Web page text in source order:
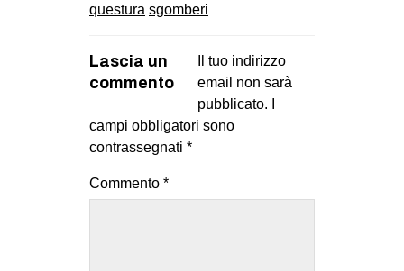
questura sgomberi
Lascia un
commento
Il tuo indirizzo
email non sarà
pubblicato.
campi obbligatori sono
contrassegnati *
Commento *